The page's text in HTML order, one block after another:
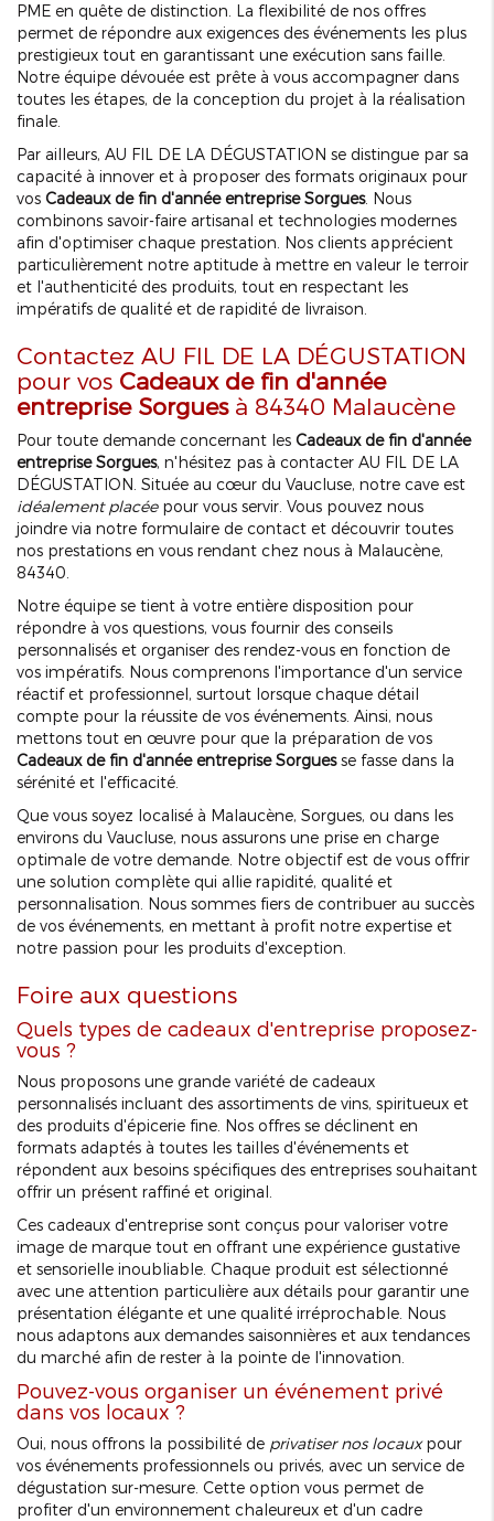
PME en quête de distinction. La flexibilité de nos offres
permet de répondre aux exigences des événements les plus
prestigieux tout en garantissant une exécution sans faille.
Notre équipe dévouée est prête à vous accompagner dans
toutes les étapes, de la conception du projet à la réalisation
finale.
Par ailleurs, AU FIL DE LA DÉGUSTATION se distingue par sa
capacité à innover et à proposer des formats originaux pour
vos Cadeaux de fin d'année entreprise Sorgues. Nous
combinons savoir-faire artisanal et technologies modernes
afin d'optimiser chaque prestation. Nos clients apprécient
particulièrement notre aptitude à mettre en valeur le terroir
et l'authenticité des produits, tout en respectant les
impératifs de qualité et de rapidité de livraison.
Contactez AU FIL DE LA DÉGUSTATION
pour vos Cadeaux de fin d'année
entreprise Sorguesà 84340 Malaucène
Pour toute demande concernant les Cadeaux de fin d'année
entreprise Sorgues, n'hésitez pas à contacter AU FIL DE LA
DÉGUSTATION. Située au cœur du Vaucluse, notre cave est
idéalement placéepour vous servir. Vous pouvez nous
joindre via notre formulaire de contact et découvrir toutes
nos prestations en vous rendant chez nous à Malaucène,
84340.
Notre équipe se tient à votre entière disposition pour
répondre à vos questions, vous fournir des conseils
personnalisés et organiser des rendez-vous en fonction de
vos impératifs. Nous comprenons l'importance d'un service
réactif et professionnel, surtout lorsque chaque détail
compte pour la réussite de vos événements. Ainsi, nous
mettons tout en œuvre pour que la préparation de vos
Cadeaux de fin d'année entreprise Sorguesse fasse dans la
sérénité et l'efficacité.
Que vous soyez localisé à Malaucène, Sorgues, ou dans les
environs du Vaucluse, nous assurons une prise en charge
optimale de votre demande. Notre objectif est de vous offrir
une solution complète qui allie rapidité, qualité et
personnalisation. Nous sommes fiers de contribuer au succès
de vos événements, en mettant à profit notre expertise et
notre passion pour les produits d'exception.
Foire aux questions
Quels types de cadeaux d'entreprise proposez-
vous ?
Nous proposons une grande variété de cadeaux
personnalisés incluant des assortiments de vins, spiritueux et
des produits d'épicerie fine. Nos offres se déclinent en
formats adaptés à toutes les tailles d'événements et
répondent aux besoins spécifiques des entreprises souhaitant
offrir un présent raffiné et original.
Ces cadeaux d'entreprise sont conçus pour valoriser votre
image de marque tout en offrant une expérience gustative
et sensorielle inoubliable. Chaque produit est sélectionné
avec une attention particulière aux détails pour garantir une
présentation élégante et une qualité irréprochable. Nous
nous adaptons aux demandes saisonnières et aux tendances
du marché afin de rester à la pointe de l'innovation.
Pouvez-vous organiser un événement privé
dans vos locaux ?
Oui, nous offrons la possibilité de privatiser nos locauxpour
vos événements professionnels ou privés, avec un service de
dégustation sur-mesure. Cette option vous permet de
profiter d'un environnement chaleureux et d'un cadre